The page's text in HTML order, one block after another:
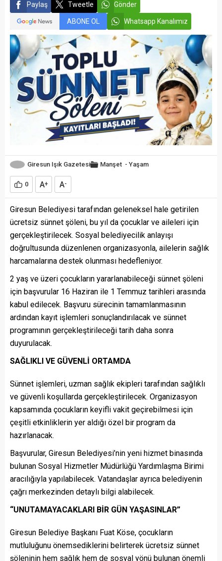
Paylaş Tweetle Gönder
ABONE OL Whatsapp Kanalımız
Giresun Işık Gazetesi Manşet - Yaşam
0 A+ A-
Giresun Belediyesi tarafından geleneksel hale getirilen
ücretsiz sünnet şöleni, bu yıl da çocuklar ve aileleri için
gerçekleştirilecek. Sosyal belediyecilik anlayışı
doğrultusunda düzenlenen organizasyonla, ailelerin sağlık
harcamalarına destek olunması hedefleniyor.
2 yaş ve üzeri çocukların yararlanabileceği sünnet şöleni
için başvurular 16 Haziran ile 1 Temmuz tarihleri arasında
kabul edilecek. Başvuru sürecinin tamamlanmasının
ardından kayıt işlemleri sonuçlandırılacak ve sünnet
programının gerçekleştirileceği tarih daha sonra
duyurulacak.
SAĞLIKLI VE GÜVENLİ ORTAMDA
Sünnet işlemleri, uzman sağlık ekipleri tarafından sağlıklı
ve güvenli koşullarda gerçekleştirilecek. Organizasyon
kapsamında çocukların keyifli vakit geçirebilmesi için
çeşitli etkinliklerin yer aldığı özel bir program da
hazırlanacak.
Başvurular, Giresun Belediyesi’nin yeni hizmet binasında
bulunan Sosyal Hizmetler Müdürlüğü Yardımlaşma Birimi
aracılığıyla yapılabilecek. Vatandaşlar ayrıca belediyenin
çağrı merkezinden detaylı bilgi alabilecek.
“UNUTAMAYACAKLARI BİR GÜN YAŞASINLAR”
Giresun Belediye Başkanı Fuat Köse, çocukların
mutluluğunu önemsediklerini belirterek ücretsiz sünnet
şöleninin hem sağlık hem de sosyal yönü bulunan önemli